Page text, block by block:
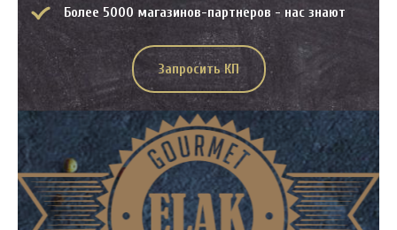
Более 5000 магазинов-партнеров - нас знают
Запросить КП